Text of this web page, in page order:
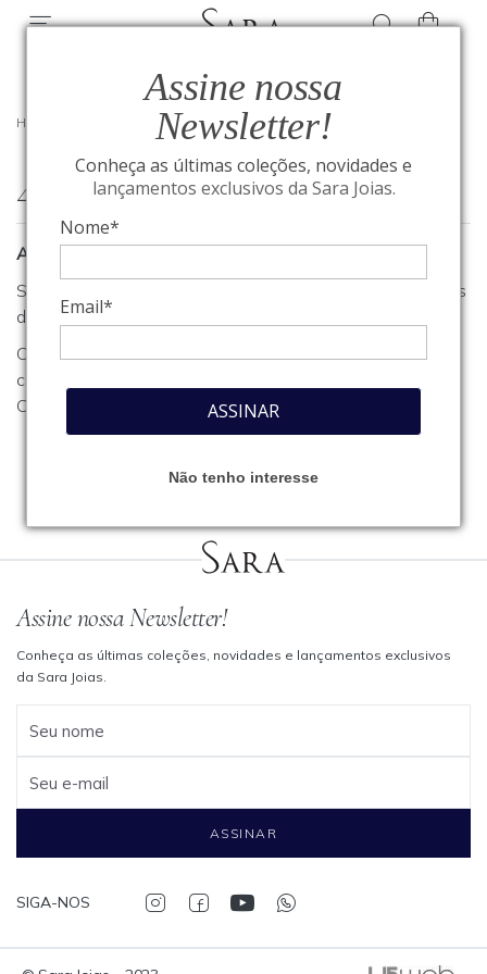
Assine nossa
Newsletter!
Conheça as últimas coleções, novidades e
lançamentos exclusivos da Sara Joias.
Nome*
Email*
ASSINAR
Não tenho interesse
HOME
404
A página que você procura não foi encontrada
Se você estava procurando algum produto, clique em um dos
departamentos ou seções no menu acima.
Caso necessite de outro tipo de informação, entre em
contato com o nosso atendimento através do nosso
Conosco
Assine nossa Newsletter!
Conheça as últimas coleções, novidades e lançamentos exclusivos
da Sara Joias.
Seu nome
Seu e-mail
ASSINAR
SIGA-NOS